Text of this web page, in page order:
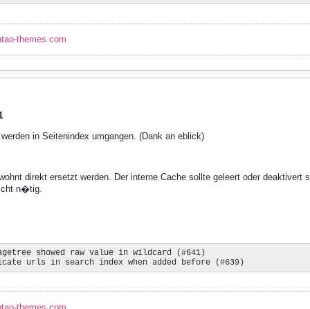
themes.com
in Seitenindex umgangen. (Dank an eblick)
direkt ersetzt werden. Der interne Cache sollte geleert oder deaktivert
n�tig.
showed raw value in wildcard (#641)
urls in search index when added before (#639)